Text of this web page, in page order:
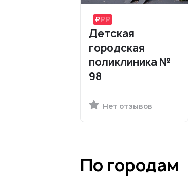
Детская
городская
поликлиника №
98
Нет отзывов
По городам